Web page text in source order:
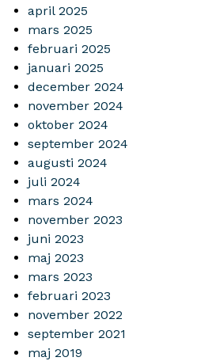
april 2025
mars 2025
februari 2025
januari 2025
december 2024
november 2024
oktober 2024
september 2024
augusti 2024
juli 2024
mars 2024
november 2023
juni 2023
maj 2023
mars 2023
februari 2023
november 2022
september 2021
maj 2019